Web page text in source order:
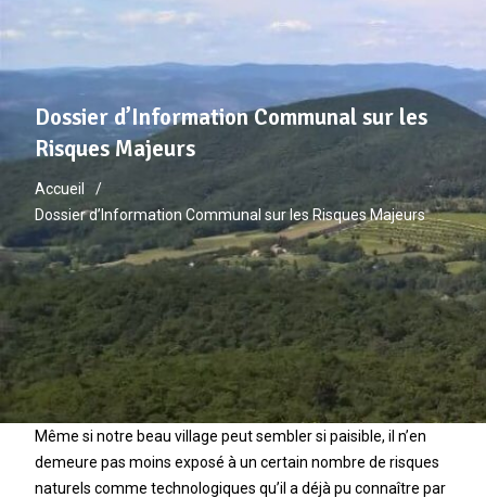
Dossier d’Information Communal sur les
Risques Majeurs
Accueil
Dossier d’Information Communal sur les Risques Majeurs
Même si notre beau village peut sembler si paisible, il n’en
demeure pas moins exposé à un certain nombre de risques
naturels comme technologiques qu’il a déjà pu connaître par